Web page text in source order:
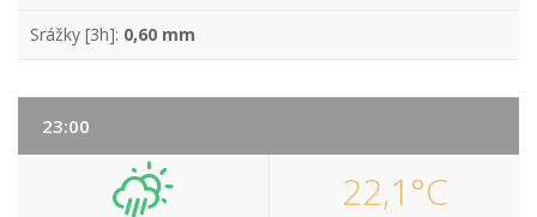
Srážky [3h]: 0,60 mm
23:00
22,1°C